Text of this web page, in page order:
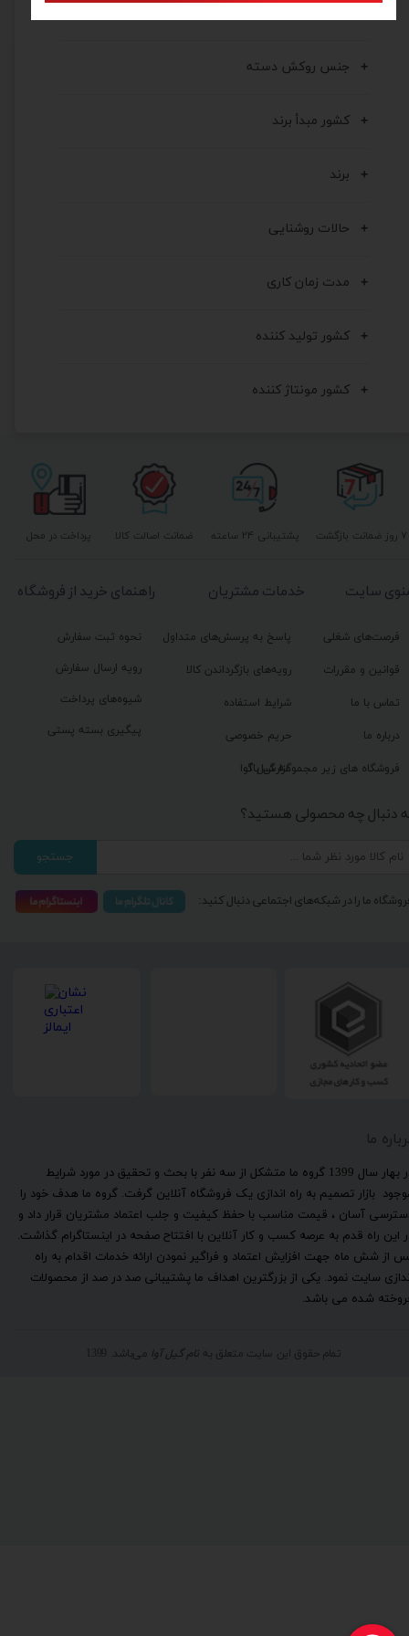
جنس روکش دسته
کشور مبدأ برند
برند
حالات روشنایی
مدت زمان کاری
کشور تولید کننده
کشور مونتاژ کننده
ما
​در بهار سال 1399 گروه ما متشکل از سه نفر با بحث و تحقیق در مورد شرایط
بازار تصمیم به راه اندازی یک فروشگاه آنلاین گرفت. گروه ما هدف خود را
آسان ، قیمت مناسب با حفظ کیفیت و جلب اعتماد مشتریان قرار داد و
این راه قدم به عرصه کسب و کار آنلاین با افتتاح صفحه در اینستاگرام گذاشت.
از شش ماه جهت افزایش اعتماد و فراگیر نمودن ارائه خدمات اقدام به راه
سایت نمود. یکی از بزرگترین اهداف ما پشتیبانی صد در صد از محصولات
شده می باشد.
تمام حقوق این سایت متعلق به نام گیل آوا می‌باشد. 1399
پشتیبانی ۲۴ ساعته پرداخت در محل ۷ روز ضمانت بازگشت ضمانت اصالت کالا
راهنمای خرید از فروشگاه
نحوه ثبت سفارش
رویه ارسال سفارش
شیوه‌های پرداخت
پیگیری بسته پستی
خدمات مشتریان
پاسخ به پرسش‌های متداول
رویه‌های بازگرداندن کالا
شرایط استفاده
حریم خصوصی
گزارش باگ
سایت
فرصت‌های شغلی
قوانین و مقررات
تماس با ما
درباره ما
فروشگاه های زیر مجموعه گیل آوا
دنبال چه محصولی هستید؟
جستجو
ما را در شبکه‌های اجتماعی دنبال کنید: